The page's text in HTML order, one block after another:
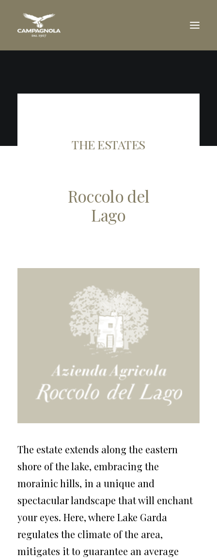
THE ESTATES
THE ESTATES
Roccolo del
Lago
The estate extends along the eastern
shore of the lake, embracing the
morainic hills, in a unique and
spectacular landscape that will enchant
your eyes. Here, where Lake Garda
regulates the climate of the area,
mitigates it to guarantee an average